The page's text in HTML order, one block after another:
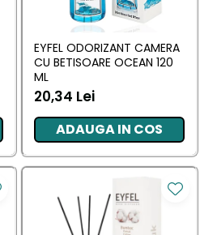
EYFEL ODORIZANT CAMERA
CU BETISOARE OCEAN 120
ML
20,34 Lei
ADAUGA IN COS